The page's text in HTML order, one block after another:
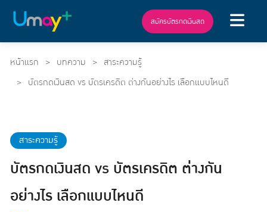
สมัครบัตรกดเงินสด
หน้าแรก บทความ
สาระความรู้
บัตรกดเงินสด vs บัตรเครดิต ต่างกันอย่างไร เลือกแบบไหนดี
สาระความรู้
บัตรกดเงินสด vs บัตรเครดิต ต่างกัน
อย่างไร เลือกแบบไหนดี